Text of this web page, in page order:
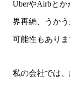
UberやAirbと
界再編、うか
可能性もありま
私の会社では